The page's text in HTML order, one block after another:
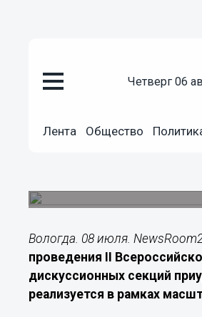
четверг 06
Лента Общество
08.07.2026 20:00
Союзы молодых
вологодский
Вологда. 08 июля.
проведения II
дискуссионных секций
реализуется в рамках